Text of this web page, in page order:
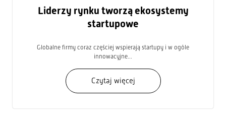
Liderzy rynku tworzą ekosystemy
startupowe
Globalne firmy coraz częściej wspierają startupy i w ogóle
innowacyjne...
Czytaj więcej